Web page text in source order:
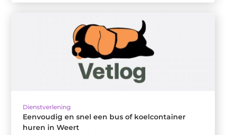
Dienstverlening
Eenvoudig en snel een bus of koelcontainer
huren in Weert